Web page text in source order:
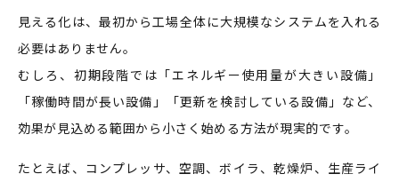
見える化は、最初から工場全体に大規模なシステムを入れる
必要はありません。
むしろ、初期段階では「エネルギー使用量が大きい設備」
「稼働時間が長い設備」「更新を検討している設備」など、
効果が見込める範囲から小さく始める方法が現実的です。
たとえば、コンプレッサ、空調、ボイラ、乾燥炉、生産ライ